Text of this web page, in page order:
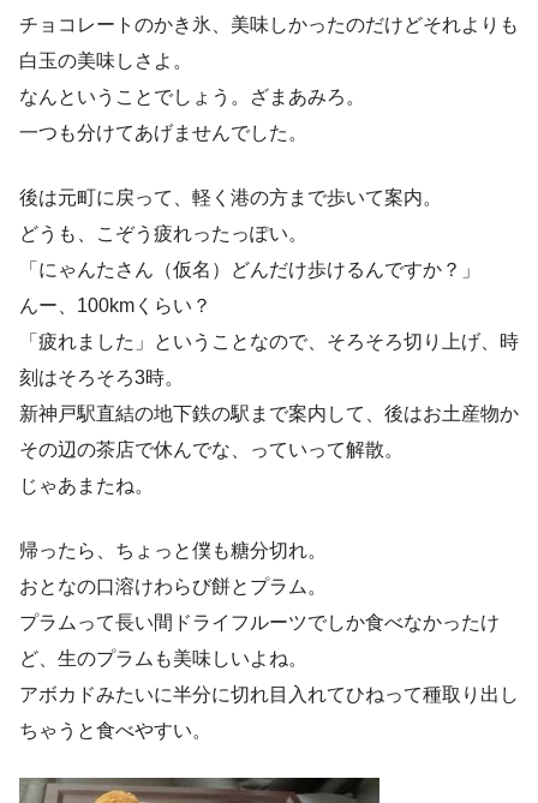
チョコレートのかき氷、美味しかったのだけどそれよりも
白玉の美味しさよ。
なんということでしょう。ざまあみろ。
一つも分けてあげませんでした。
後は元町に戻って、軽く港の方まで歩いて案内。
どうも、こぞう疲れったっぽい。
「にゃんたさん（仮名）どんだけ歩けるんですか？」
んー、100kmくらい？
「疲れました」ということなので、そろそろ切り上げ、時
刻はそろそろ3時。
新神戸駅直結の地下鉄の駅まで案内して、後はお土産物か
その辺の茶店で休んでな、っていって解散。
じゃあまたね。
帰ったら、ちょっと僕も糖分切れ。
おとなの口溶けわらび餅とプラム。
プラムって長い間ドライフルーツでしか食べなかったけ
ど、生のプラムも美味しいよね。
アボカドみたいに半分に切れ目入れてひねって種取り出し
ちゃうと食べやすい。